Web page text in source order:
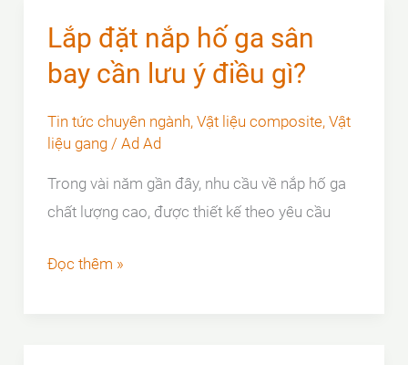
phù
cho
ứng
dụng
Lắp đặt nắp hố ga sân
bay cần lưu ý điều gì?
Tin tức chuyên ngành, Vật liệu composite, Vật
liệu gang/ Ad Ad
Trong vài năm gần đây, nhu cầu về nắp hố ga
chất lượng cao, được thiết kế theo yêu cầu
Lắp
Đọc thêm »